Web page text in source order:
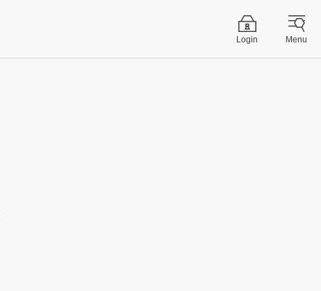
Login Menu